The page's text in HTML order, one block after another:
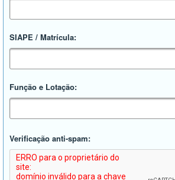
SIAPE / Matrícula:
Função e Lotação:
Verificação anti-spam: